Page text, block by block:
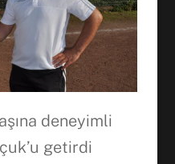
deneyimli
getirdi